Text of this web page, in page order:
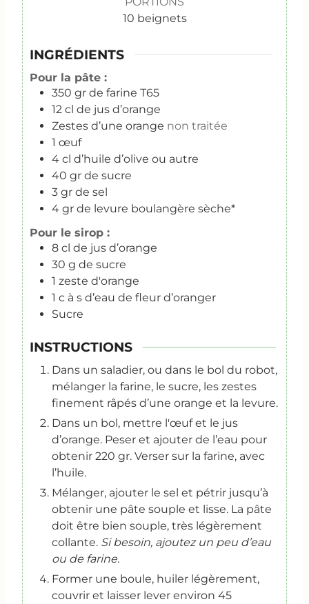
10 beignets
INGRÉDIENTS
Pour la pâte :
350 gr de farine T65
12 cl de jus d’orange
Zestes d’une orange non traitée
1 œuf
4 cl d’huile d’olive ou autre
40 gr de sucre
3 gr de sel
4 gr de levure boulangère sèche*
Pour le sirop :
8 cl de jus d’orange
30 g de sucre
1 zeste d'orange
1 c à s d’eau de fleur d’oranger
Sucre
INSTRUCTIONS
Dans un saladier, ou dans le bol du robot,
mélanger la farine, le sucre, les zestes
finement râpés d’une orange et la levure.
Dans un bol, mettre l'œuf et le jus
d’orange. Peser et ajouter de l’eau pour
obtenir 220 gr. Verser sur la farine, avec
l’huile.
Mélanger, ajouter le sel et pétrir jusqu’à
obtenir une pâte souple et lisse. La pâte
doit être bien souple, très légèrement
collante. Si besoin, ajoutez un peu d’eau
ou de farine.
Former une boule, huiler légèrement,
couvrir et laisser lever environ 45